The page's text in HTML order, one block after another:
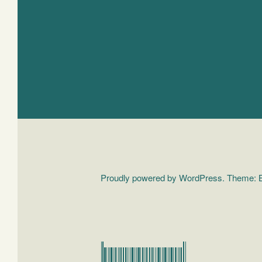
Proudly powered by WordPress. Theme: